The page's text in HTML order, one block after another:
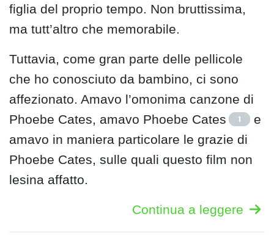
figlia del proprio tempo. Non bruttissima,
ma tutt’altro che memorabile.
Tuttavia, come gran parte delle pellicole
che ho conosciuto da bambino, ci sono
affezionato. Amavo l’omonima canzone di
Phoebe Cates, amavo Phoebe Cates
1
e
amavo in maniera particolare le grazie di
Phoebe Cates, sulle quali questo film non
lesina affatto.
Continua a leggere